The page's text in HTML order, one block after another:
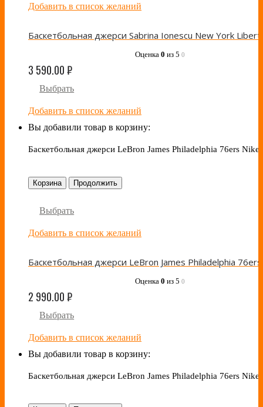
Добавить в список желаний
Оценка 0 из 5 0
3 590.00₽
Выбрать
Добавить в список желаний
Вы добавили товар в корзину:
Баскетбольная джерси LeBron James Philadelphia 76ers Nike
Корзина Продолжить
Выбрать
Добавить в список желаний
Оценка 0 из 5 0
2 990.00₽
Выбрать
Добавить в список желаний
Вы добавили товар в корзину:
Баскетбольная джерси LeBron James Philadelphia 76ers Nike